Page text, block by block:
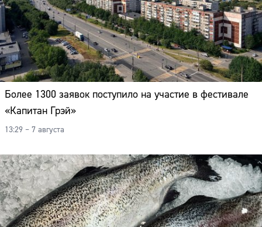
Более 1300 заявок поступило на участие в фестивале
«Капитан Грэй»
13:29 – 7 августа